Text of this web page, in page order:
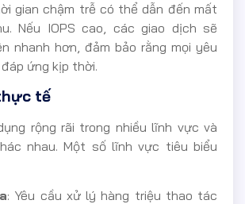
gian chậm trễ có thể dẫn đến mất
Nếu IOPS cao, các giao dịch sẽ
nhanh hơn, đảm bảo rằng mọi yêu
ứng kịp thời.
tế
rộng rãi trong nhiều lĩnh vực và
nhau. Một số lĩnh vực tiêu biểu
: Yêu cầu xử lý hàng triệu thao tác